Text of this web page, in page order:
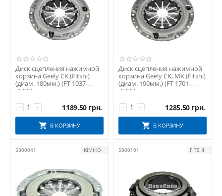
Диск сцепления нажимной
корзина Geely CK (Fitshi)
(диам. 180мм.) (FT 1037-
76CG)
+
− 1189.50 грн.
В КОРЗИНУ
Диск сцепления нажимной
корзина Geely CK, MK (Fitshi)
(диам. 190мм.) (FT 1701-
76CG)
+
− 1285.50 грн.
В КОРЗИНУ
5800041 KIMIKO 5800101 FITSHI